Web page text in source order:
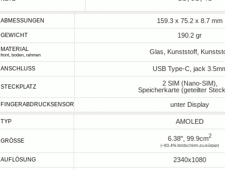
ABMESSUNGEN 159.3 x 75.2 x 8.7 mm
GEWICHT 190.2 gr
MATERIAL
front, boden, rahmen Glas, Kunststoff,
ANSCHLUSS USB Type-C, jack
STECKPLATZ
2 SIM (Nano-SIM),
Speicherkarte (geteilter
FINGERABDRUCKSENSOR unter Display
TYP AMOLED
GRÖSSE 6.38", 99.9cm2
(~83.4% bildschirm-zu-körper)
AUFLÖSUNG 2340x1080